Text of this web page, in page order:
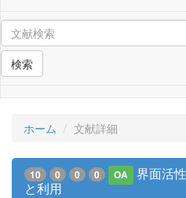
検索
ホーム 文献詳細
10 0 0 0 OA
界面活
と利用